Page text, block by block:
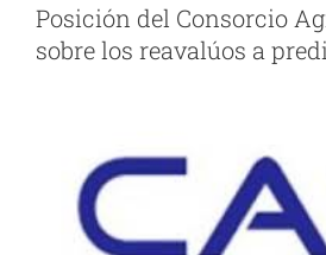
Posición del Consorcio
sobre los reavalúos a
grande